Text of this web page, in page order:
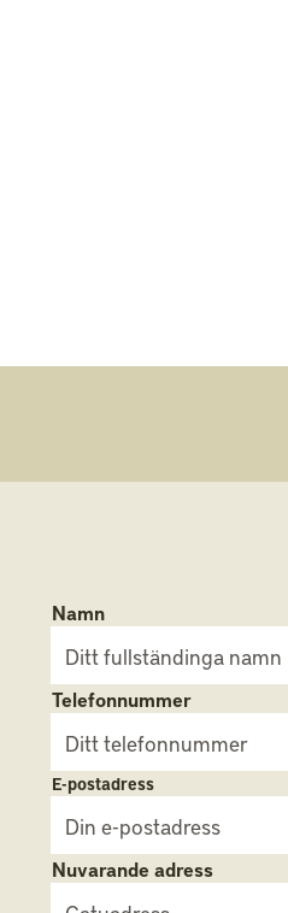
Namn
Telefonnummer
E-postadress
Nuvarande adress